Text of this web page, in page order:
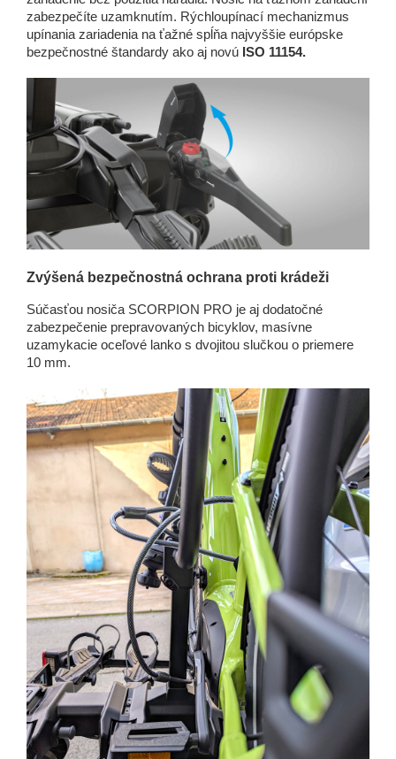
zabezpečíte uzamknutím. Rýchloupínací mechanizmus
upínania zariadenia na ťažné spĺňa najvyššie európske
bezpečnostné štandardy ako aj novú ISO 11154.
Zvýšená bezpečnostná ochrana proti krádeži
Súčasťou nosiča SCORPION PRO je aj dodatočné
zabezpečenie prepravovaných bicyklov, masívne
uzamykacie oceľové lanko s dvojitou slučkou o priemere
10 mm.